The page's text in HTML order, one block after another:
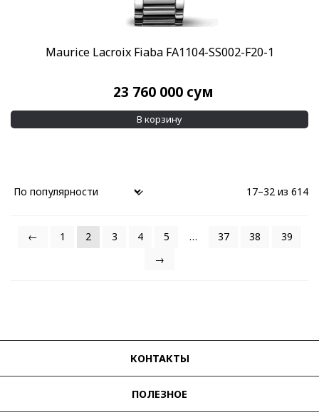
Maurice Lacroix Fiaba FA1104-SS002-F20-1
23 760 000 сум
В корзину
17–32 из 614
← 1 2 3 4 5 … 37 38
39
→
КОНТАКТЫ
ПОЛЕЗНОЕ